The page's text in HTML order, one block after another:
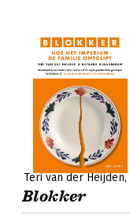
Teri van der Heijden
Blokker